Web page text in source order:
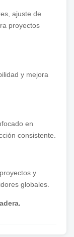
ajuste de
proyectos
y mejora
en
consistente.
y
globales.